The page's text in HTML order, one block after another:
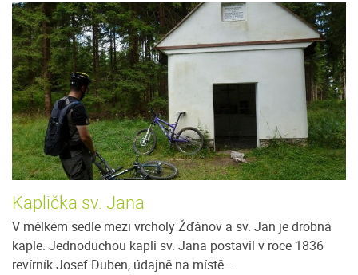
Kaplička sv. Jana
V mělkém sedle mezi vrcholy Žďánov a sv. Jan je drobná
kaple. Jednoduchou kapli sv. Jana postavil v roce 1836
revírník Josef Duben, údajně na místě...